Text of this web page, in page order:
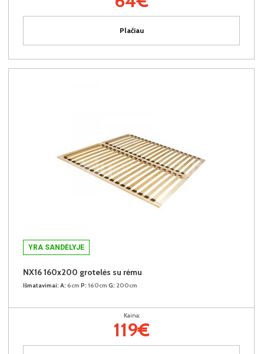
Plačiau
YRA SANDĖLYJE
NX16 160x200 grotelės su rėmu
Išmatavimai: A: 6cm P: 160cm G: 200cm
Kaina:
119€